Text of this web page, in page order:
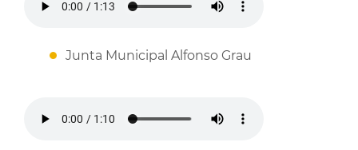
Junta Municipal Alfonso Grau